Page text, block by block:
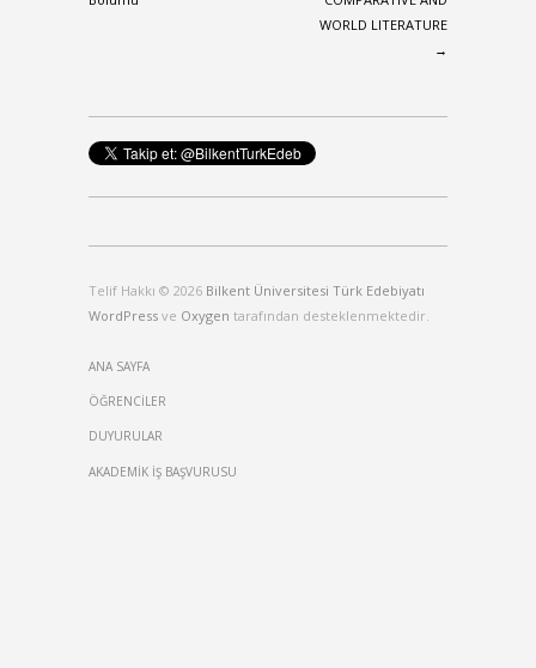
WORLD LITERATURE
→
Telif Hakkı © 2026 Bilkent Üniversitesi Türk Edebiyatı
WordPress ve Oxygen tarafından desteklenmektedir.
ANA SAYFA
ÖĞRENCİLER
DUYURULAR
AKADEMİK İŞ BAŞVURUSU